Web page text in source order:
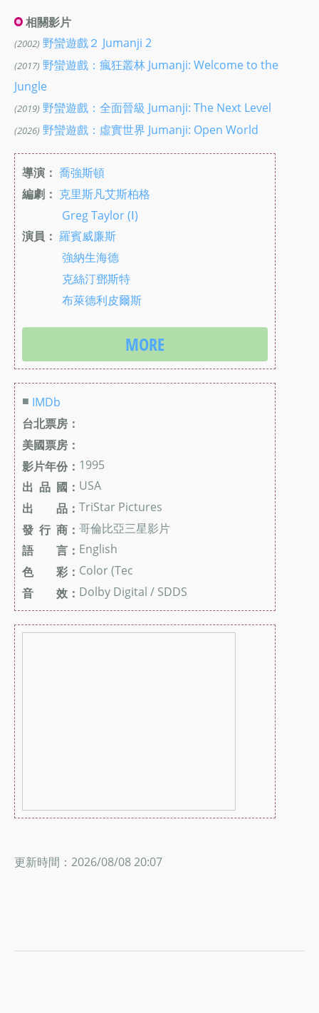
相關影片
(2002) 野蠻遊戲２ Jumanji 2
(2017) 野蠻遊戲：瘋狂叢林 Jumanji: Welcome to the
Jungle
(2019) 野蠻遊戲：全面晉級 Jumanji: The Next Level
(2026) 野蠻遊戲：虛實世界 Jumanji: Open World
導演： 喬強斯頓
編劇： 克里斯凡艾斯柏格
Greg Taylor (Ⅰ)
演員： 羅賓威廉斯
強納生海德
克絲汀鄧斯特
布萊德利皮爾斯
MORE
■ IMDb
台北票房：
美國票房：
影片年份： 1995
出 品 國： USA
出 品： TriStar Pictures
發 行 商： 哥倫比亞三星影片
語 言： English
色 彩： Color (Tec
音 效： Dolby Digital / SDDS
更新時間：2026/08/08 20:07